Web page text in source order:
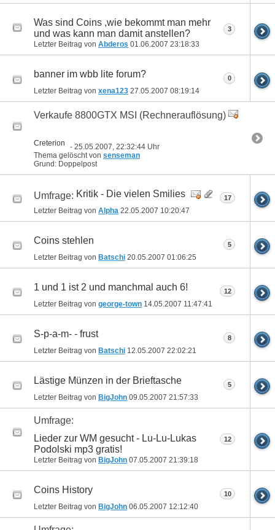
Was sind Coins ,wie bekommt man mehr
und was kann man damit anstellen?
Letzter Beitrag von Abderos 01.06.2007 23:18:33
3
banner im wbb lite forum?
Letzter Beitrag von xena123 27.05.2007 08:19:14
0
Verkaufe 8800GTX MSI (Rechnerauflösung)
Creterion
- 25.05.2007, 22:32:44 Uhr
Thema gelöscht von senseman
Grund: Doppelpost
Umfrage: Kritik - Die vielen Smilies
Letzter Beitrag von Alpha 22.05.2007 10:20:47
17
Coins stehlen
Letzter Beitrag von Batschi 20.05.2007 01:06:25
5
1 und 1 ist 2 und manchmal auch 6!
Letzter Beitrag von george-town 14.05.2007 11:47:41
12
S-p-a-m- - frust
Letzter Beitrag von Batschi 12.05.2007 22:02:21
8
Lästige Münzen in der Brieftasche
Letzter Beitrag von BigJohn 09.05.2007 21:57:33
5
Umfrage:
Lieder zur WM gesucht - Lu-Lu-Lukas
Podolski mp3 gratis!
Letzter Beitrag von BigJohn 07.05.2007 21:39:18
12
Coins History
Letzter Beitrag von BigJohn 06.05.2007 12:12:40
10